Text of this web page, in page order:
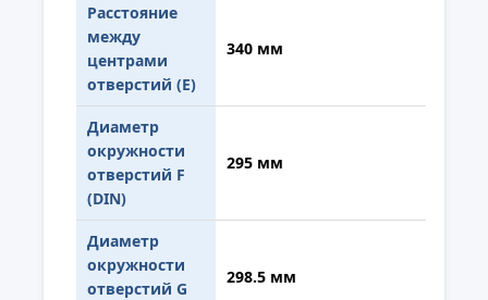
Расстояние
между
центрами
отверстий (E)
340 мм
Диаметр
окружности
отверстий F
(DIN)
295 мм
Диаметр
окружности
отверстий G
298.5 мм